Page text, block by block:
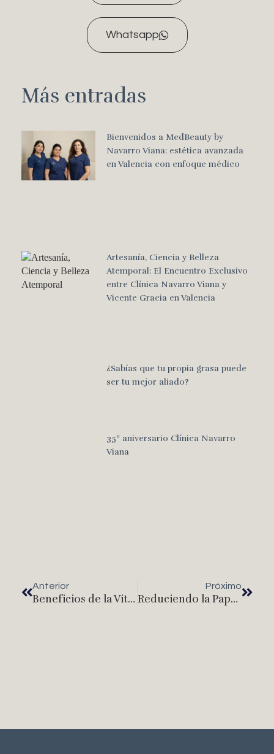
Whatsapp
Más entradas
Bienvenidos a MedBeauty by
Navarro Viana: estética avanzada
en Valencia con enfoque médico
Artesanía, Ciencia y Belleza
Atemporal: El Encuentro Exclusivo
entre Clínica Navarro Viana y
Vicente Gracia en Valencia
¿Sabías que tu propia grasa puede
ser tu mejor aliado?
35º aniversario Clínica Navarro
Viana
Anterior
Beneficios de la Vitamina E en la Estética y Salud de la Piel
Próximo
Reduciendo la Papada: Opciones Estéticas y Hábitos Saludables